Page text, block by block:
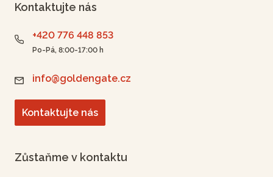
Kontaktujte nás
+420 776 448 853
Po-Pá, 8:00-17:00 h
info@goldengate.cz
Kontaktujte nás
Zůstaňme v kontaktu